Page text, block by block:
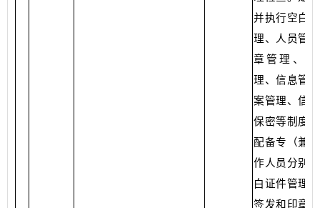
并执行空白
理、人员管
章管理、废
理、信息管
案管理、信
保密等制度
配备专（兼
作人员分别
白证件管理
签发和印章